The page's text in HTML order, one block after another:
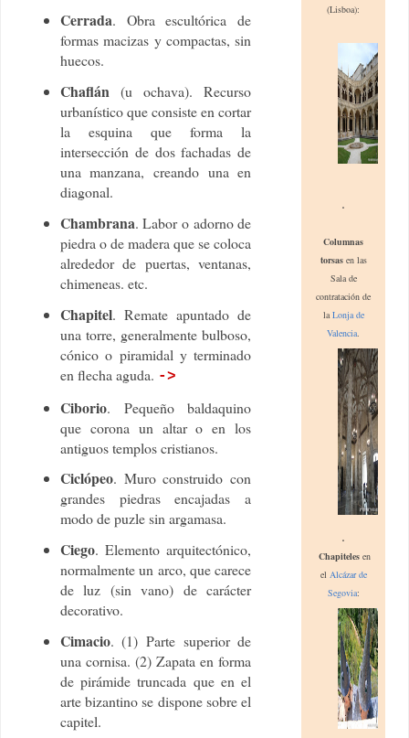
Cerrada. Obra escultórica de
formas macizas y compactas, sin
huecos.
Chaflán (u ochava). Recurso
urbanístico que consiste en cortar
la esquina que forma la
intersección de dos fachadas de
una manzana, creando una en
diagonal.
Chambrana. Labor o adorno de
piedra o de madera que se coloca
alrededor de puertas, ventanas,
chimeneas. etc.
Chapitel. Remate apuntado de
una torre, generalmente bulboso,
cónico o piramidal y terminado
en flecha aguda. ->
Ciborio. Pequeño baldaquino
que corona un altar o en los
antiguos templos cristianos.
Ciclópeo. Muro construido con
grandes piedras encajadas a
modo de puzle sin argamasa.
Ciego. Elemento arquitectónico,
normalmente un arco, que carece
de luz (sin vano) de carácter
decorativo.
Cimacio. (1) Parte superior de
una cornisa. (2) Zapata en forma
de pirámide truncada que en el
arte bizantino se dispone sobre el
capitel.
(Lisboa):
.
Columnas
torsasen las
Sala de
contratación de
laLonja de
Valencia.
.
Chapiteles en
el Alcázarde
Segovia: